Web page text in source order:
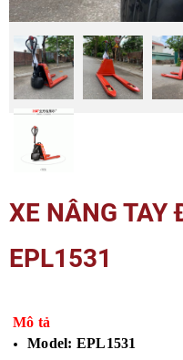
XE NÂNG TAY
EPL1531
Mô tả
Model: EPL1531